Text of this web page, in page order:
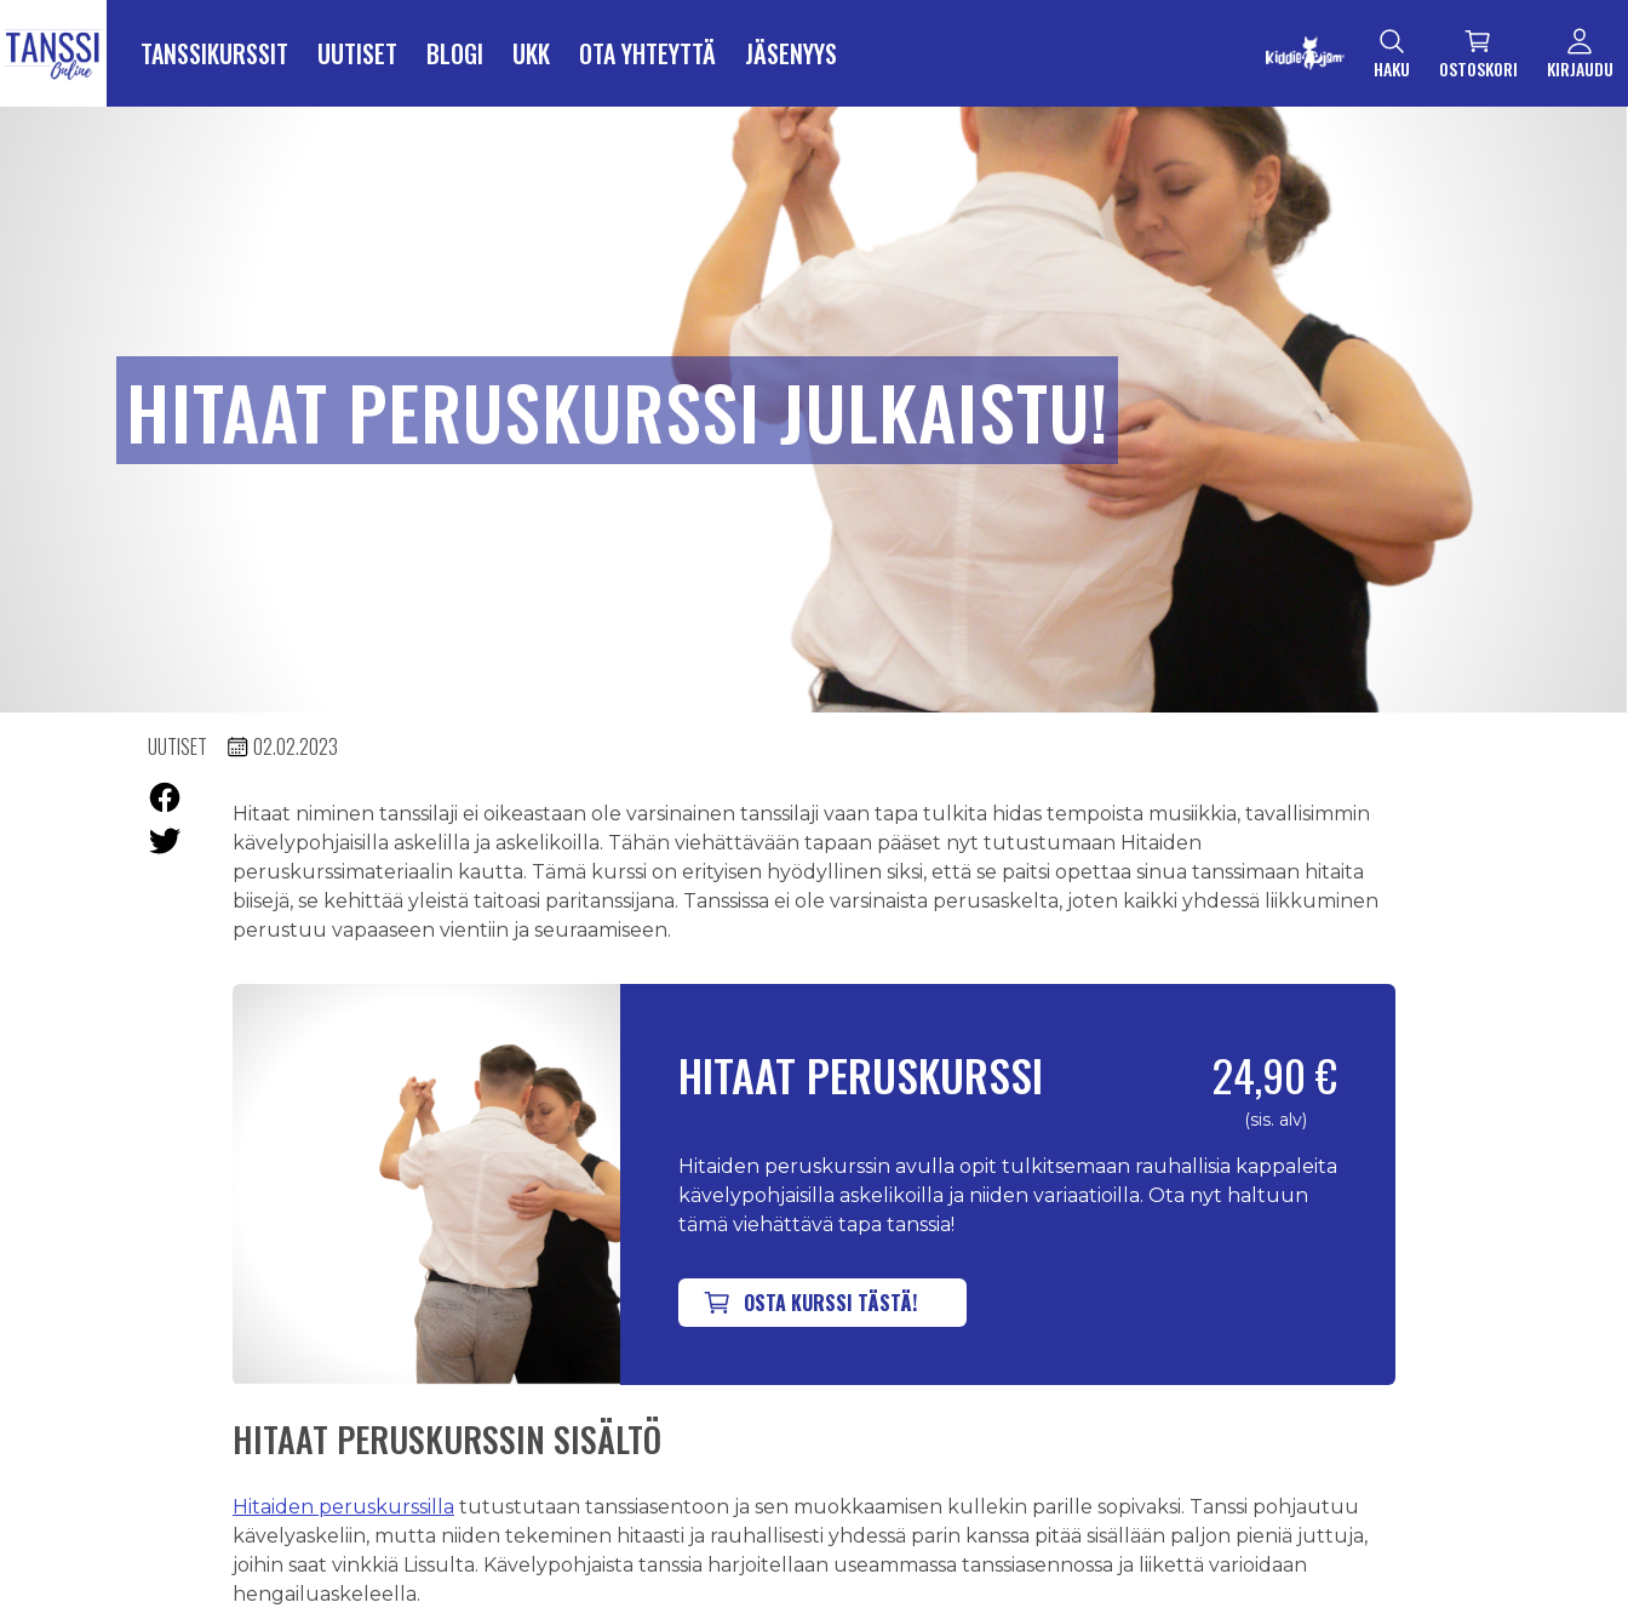
TANSSIKURSSIT UUTISET BLOGI UKK OTA YHTEYTTÄ JÄSENYYS HAKU OSTOSKORI KIRJAUDU
HITAAT PERUSKURSSI JULKAISTU!
UUTISET 02.02.2023
Hitaat niminen tanssilaji ei oikeastaan ole varsinainen tanssilaji vaan tapa tulkita hidas tempoista musiikkia, tavallisimmin
kävelypohjaisilla askelilla ja askelikoilla. Tähän viehättävään tapaan pääset nyt tutustumaan Hitaiden
peruskurssimateriaalin kautta. Tämä kurssi on erityisen hyödyllinen siksi, että se paitsi opettaa sinua tanssimaan hitaita
biisejä, se kehittää yleistä taitoasi paritanssijana. Tanssissa ei ole varsinaista perusaskelta, joten kaikki yhdessä liikkuminen
perustuu vapaaseen vientiin ja seuraamiseen.
HITAAT PERUSKURSSI 24,90 €
(sis. alv)
Hitaiden peruskurssin avulla opit tulkitsemaan rauhallisia kappaleita
kävelypohjaisilla askelikoilla ja niiden variaatioilla. Ota nyt haltuun
tämä viehättävä tapa tanssia!
OSTA KURSSI TÄSTÄ!
HITAAT PERUSKURSSIN SISÄLTÖ
Hitaiden peruskurssilla tutustutaan tanssiasentoon ja sen muokkaamisen kullekin parille sopivaksi. Tanssi pohjautuu
kävelyaskeliin, mutta niiden tekeminen hitaasti ja rauhallisesti yhdessä parin kanssa pitää sisällään paljon pieniä juttuja,
joihin saat vinkkiä Lissulta. Kävelypohjaista tanssia harjoitellaan useammassa tanssiasennossa ja liikettä varioidaan
hengailuaskeleella.